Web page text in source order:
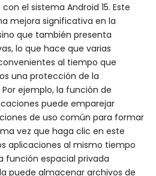
el sistema Android 15. Este
mejora significativa en la
que también presenta
lo que hace que varias
al tiempo que
una protección de la
ejemplo, la función de
puede emparejar
de uso común para formar
vez que haga clic en este
aplicaciones al mismo tiempo
función espacial privada
puede almacenar archivos de